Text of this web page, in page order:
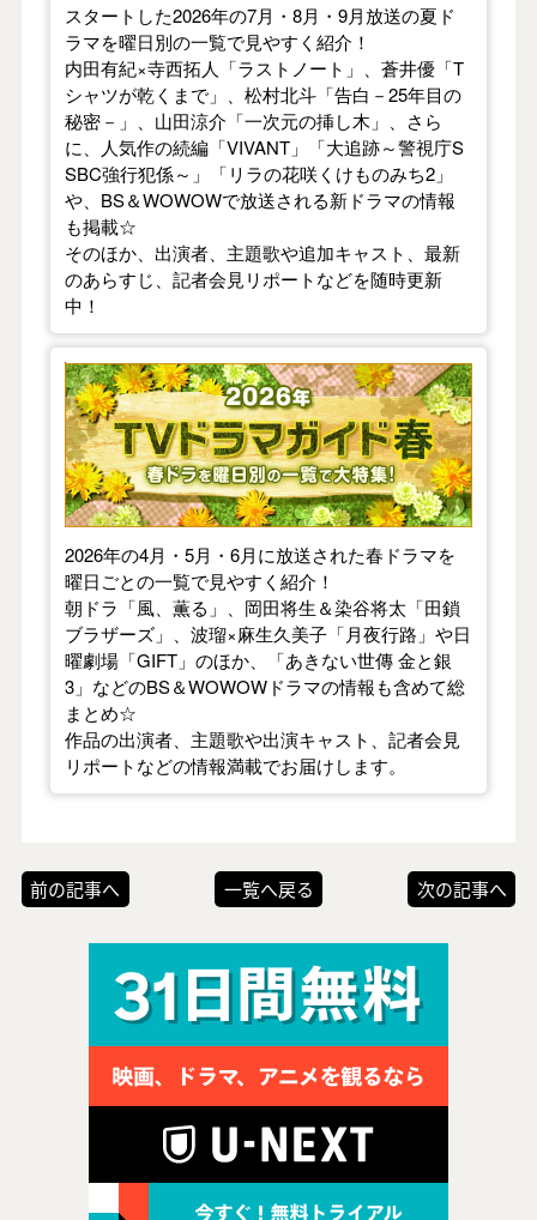
スタートした2026年の7月・8月・9月放送の夏ド
ラマを曜日別の一覧で見やすく紹介！
内田有紀×寺西拓人「ラストノート」、蒼井優「T
シャツが乾くまで」、松村北斗「告白－25年目の
秘密－」、山田涼介「一次元の挿し木」、さら
に、人気作の続編「VIVANT」「大追跡～警視庁S
SBC強行犯係～」「リラの花咲くけものみち2」
や、BS＆WOWOWで放送される新ドラマの情報
も掲載☆
そのほか、出演者、主題歌や追加キャスト、最新
のあらすじ、記者会見リポートなどを随時更新
中！
【2026年春】TVドラマガイド
2026年の4月・5月・6月に放送された春ドラマを
曜日ごとの一覧で見やすく紹介！
朝ドラ「風、薫る」、岡田将生＆染谷将太「田鎖
ブラザーズ」、波瑠×麻生久美子「月夜行路」や日
曜劇場「GIFT」のほか、「あきない世傳 金と銀
3」などのBS＆WOWOWドラマの情報も含めて総
まとめ☆
作品の出演者、主題歌や出演キャスト、記者会見
リポートなどの情報満載でお届けします。
前の記事へ 一覧へ戻る 次の記事へ